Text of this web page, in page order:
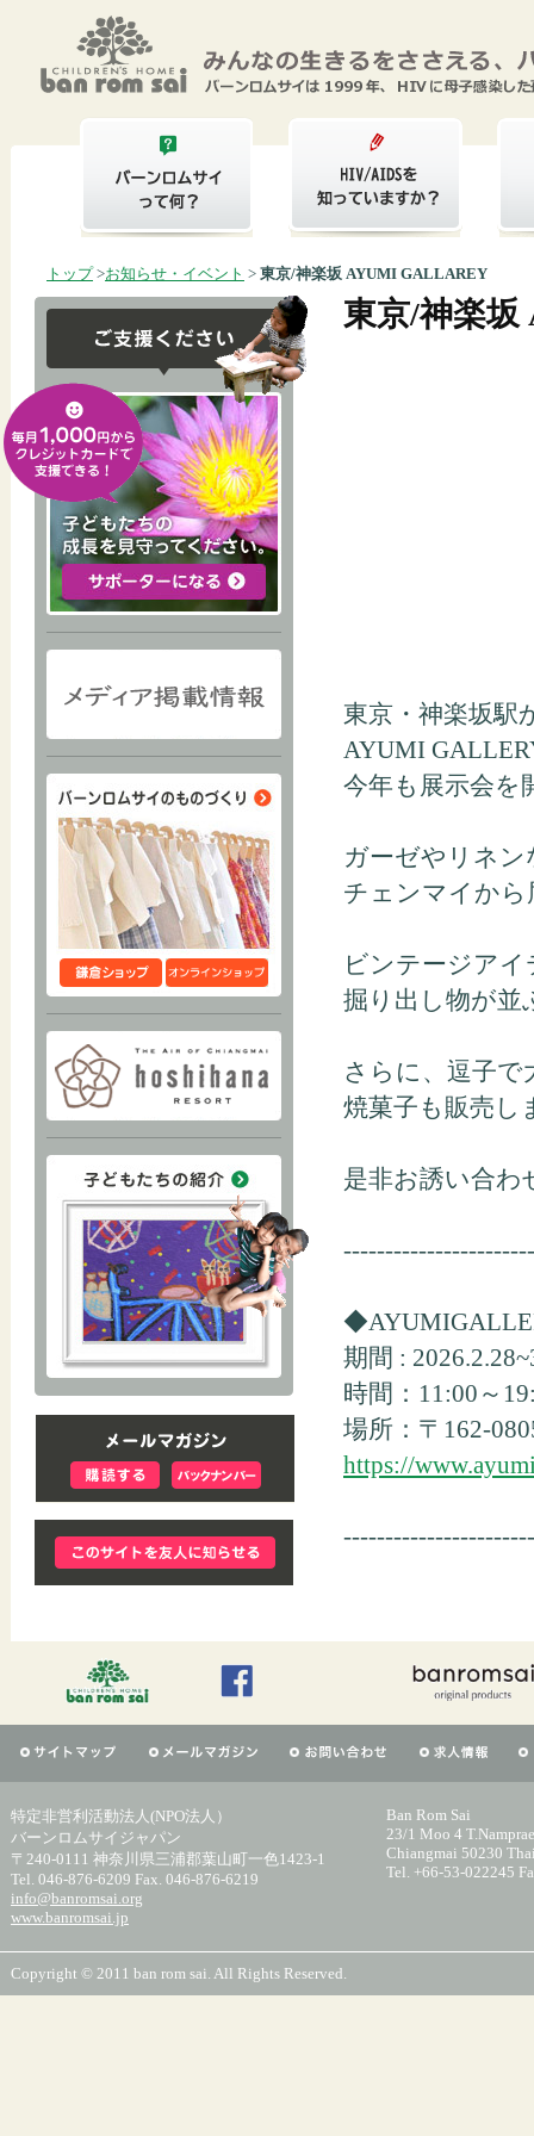
トップ>お知らせ・イベント > 東京/神楽坂 AYUMI GALLAREY
東京/神楽
東京・神楽坂駅
AYUMI
今年も展示会を
ガーゼやリネ
チェンマイから
ビンテージア
掘り出し物が並
さらに、逗子で
焼菓子も販売し
是非お誘い合
期間 :
時間：11:00～
場所：〒162-
https://
特定非営利活動法人(NPO法人）
バーンロムサイジャパン
〒240-0111 神奈川県三浦郡葉山町一色1423-1
Tel. 046-876-6209 Fax. 046-876-6219
info@banromsai.org
www.banromsai.jp
Ban Rom Sai
23/1 Moo 4
Chiangmai 50230
Tel. +66-53-022245
Copyright © 2011 ban rom sai. All Rights Reserved.